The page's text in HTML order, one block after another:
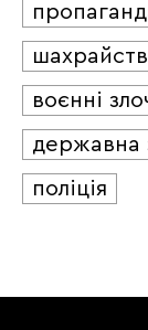
воєнні
державна
поліція